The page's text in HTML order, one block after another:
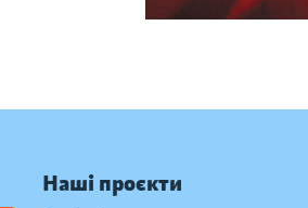
Наші проєкти